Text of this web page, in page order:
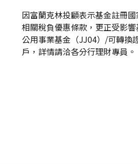
因富蘭克林投顧表示基金註冊
相關稅負優惠條款，更正受影
公用事業基金（JJ04）/可轉換
戶，詳情請洽各分行理財專員。